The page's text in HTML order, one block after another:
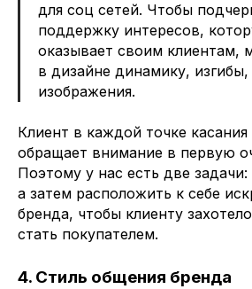
для соц сетей. Чтобы
поддержку интересов,
оказывает своим клиентам,
в дизайне динамику,
изображения.
Клиент в каждой точке
обращает внимание в первую
Поэтому у нас есть две задачи:
а затем расположить к себе
бренда, чтобы клиенту
стать покупателем.
4. Стиль общения бренда